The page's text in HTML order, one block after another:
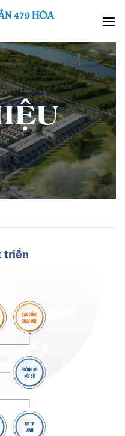
479 HÒA
triển